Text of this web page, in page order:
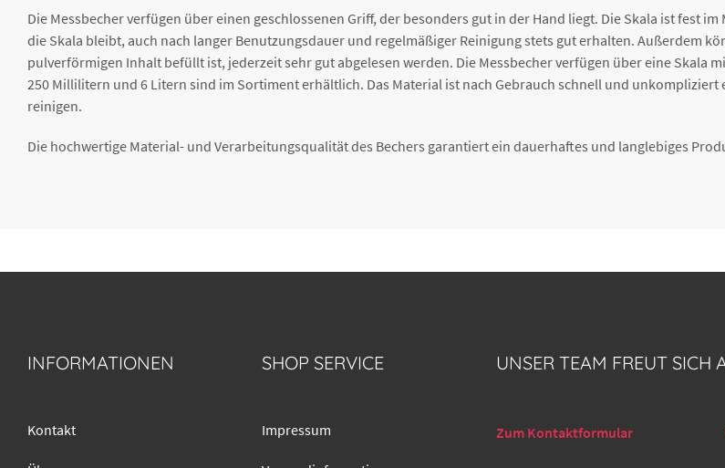
Die Messbecher verfügen über einen geschlossenen Griff, der besonders gut in der Hand liegt. Die Skala ist fest
die Skala bleibt, auch nach langer Benutzungsdauer und regelmäßiger Reinigung stets gut erhalten. Außerdem
pulverförmigen Inhalt befüllt ist, jederzeit sehr gut abgelesen werden. Die Messbecher verfügen über eine Skala
250 Millilitern und 6 Litern sind im Sortiment erhältlich. Das Material ist nach Gebrauch schnell und
reinigen.
Die hochwertige Material- und Verarbeitungsqualität des Bechers garantiert ein dauerhaftes und langlebiges
INFORMATIONEN
Kontakt
SHOP SERVICE
Impressum
UNSER TEAM FREUT SICH
Zum Kontaktformular